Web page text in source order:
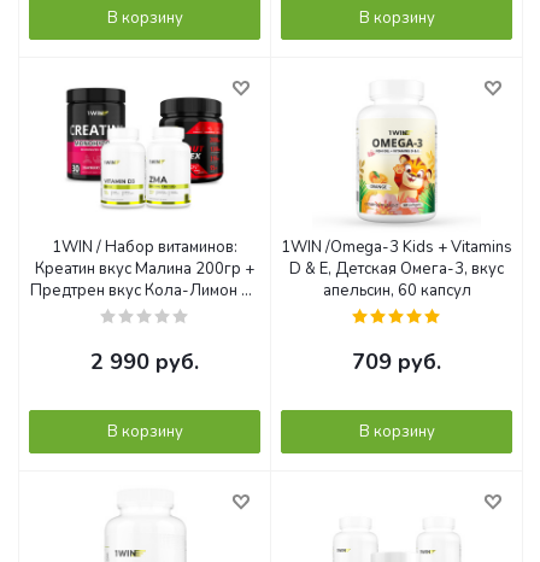
В корзину В корзину
1WIN / Набор витаминов:
Креатин вкус Малина 200гр +
Предтрен вкус Кола-Лимон 35
порций + ZМА 90 капсул +
60 капсул
2 990 руб.
В корзину
1WIN /Omega-3 Kids + Vitamins
D & E, Детская Омега-3, вкус
апельсин, 60 капсул
709 руб.
В корзину